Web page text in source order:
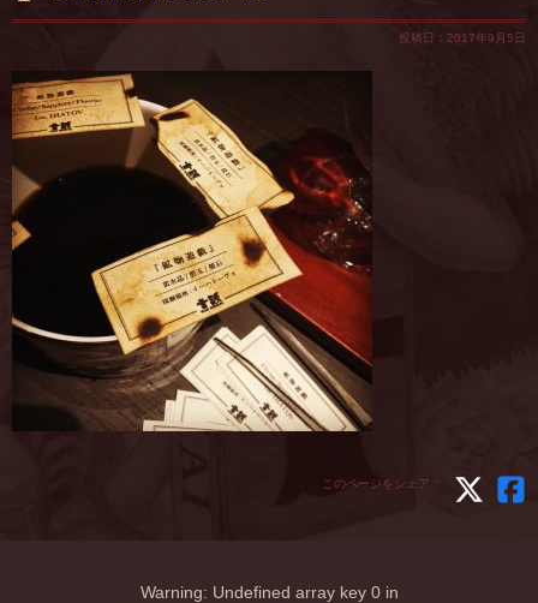
投稿日：2017年9月5日
このページをシェア：
Warning: Undefined array key 0 in